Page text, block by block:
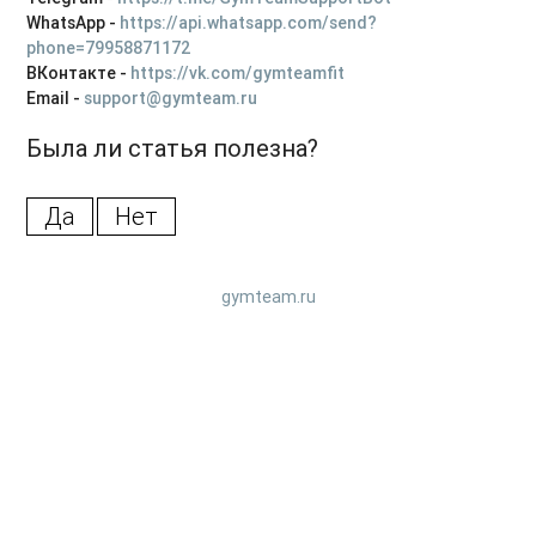
Как удалить аккаунт на платформе?
WhatsApp - https://api.whatsapp.com/send?
phone=79958871172
ВКонтакте - https://vk.com/gymteamfit
Email - support@gymteam.ru
Была ли статья полезна?
Да Нет
gymteam.ru